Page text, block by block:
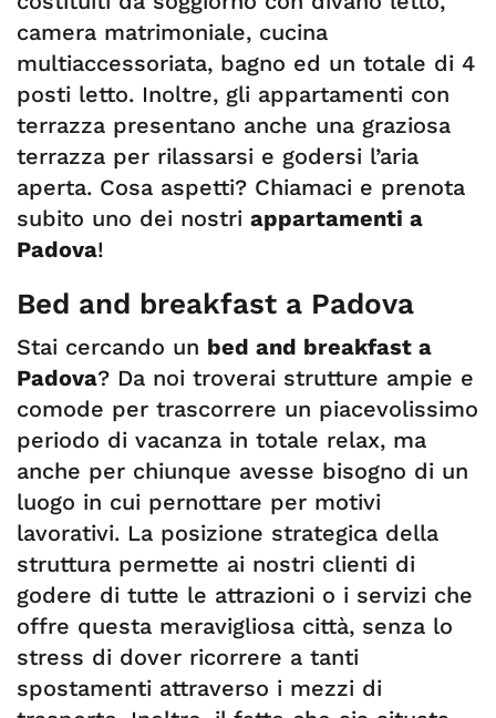
camera matrimoniale, cucina
multiaccessoriata, bagno ed un totale di 4
posti letto. Inoltre, gli appartamenti con
terrazza presentano anche una graziosa
terrazza per rilassarsi e godersi l’aria
aperta. Cosa aspetti? Chiamaci e prenota
subito uno dei nostri appartamenti a
Padova!
Bed and breakfast a Padova
Stai cercando un bed and breakfast a
Padova? Da noi troverai strutture ampie e
comode per trascorrere un piacevolissimo
periodo di vacanza in totale relax, ma
anche per chiunque avesse bisogno di un
luogo in cui pernottare per motivi
lavorativi. La posizione strategica della
struttura permette ai nostri clienti di
godere di tutte le attrazioni o i servizi che
offre questa meravigliosa città, senza lo
stress di dover ricorrere a tanti
spostamenti attraverso i mezzi di